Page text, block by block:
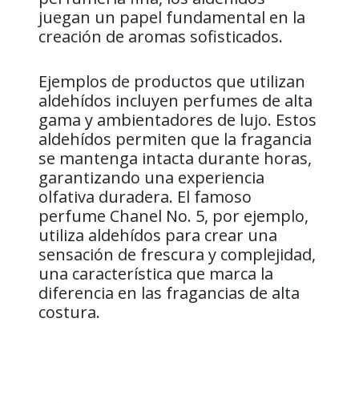
juegan un papel fundamental en la
creación de aromas sofisticados.
Ejemplos de productos que utilizan
aldehídos incluyen perfumes de alta
gama y ambientadores de lujo. Estos
aldehídos permiten que la fragancia
se mantenga intacta durante horas,
garantizando una experiencia
olfativa duradera. El famoso
perfume Chanel No. 5, por ejemplo,
utiliza aldehídos para crear una
sensación de frescura y complejidad,
una característica que marca la
diferencia en las fragancias de alta
costura.